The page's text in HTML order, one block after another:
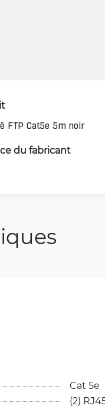
FTP Cat5e 5m noir
du fabricant
Cat 5e
(2)